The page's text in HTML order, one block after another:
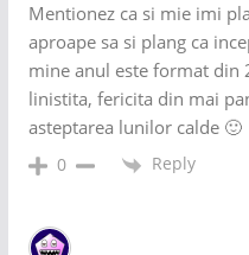
Mentionez ca si mie imi
aproape sa si plang ca
mine anul este format din
linistita, fericita din mai
asteptarea lunilor calde 🙂
0 Reply